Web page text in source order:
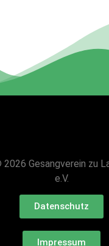
Gesangverein zu
e.V.
Datenschutz
Impressum